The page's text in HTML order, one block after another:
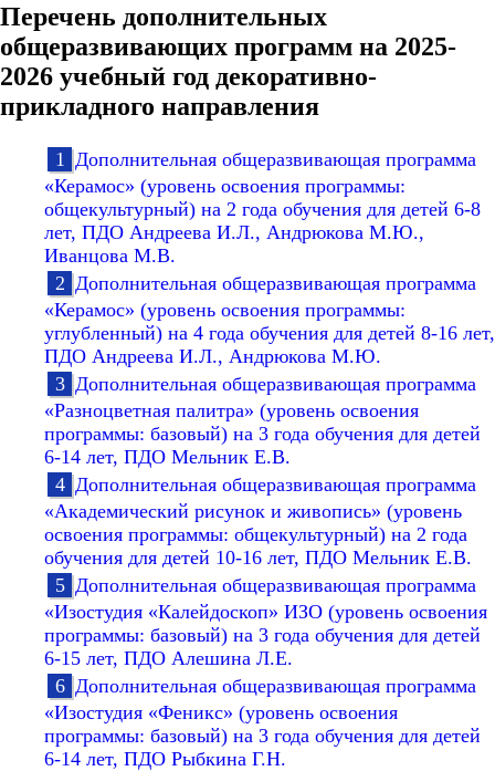
Перечень дополнительных
общеразвивающих программ на 2025-
2026 учебный год декоративно-
прикладного направления
Дополнительная общеразвивающая программа
«Керамос» (уровень освоения программы:
общекультурный) на 2 года обучения для детей 6-8
лет, ПДО Андреева И.Л., Андрюкова М.Ю.,
Иванцова М.В.
Дополнительная общеразвивающая программа
«Керамос» (уровень освоения программы:
углубленный) на 4 года обучения для детей 8-16 лет,
ПДО Андреева И.Л., Андрюкова М.Ю.
Дополнительная общеразвивающая программа
«Разноцветная палитра» (уровень освоения
программы: базовый) на 3 года обучения для детей
6-14 лет, ПДО Мельник Е.В.
Дополнительная общеразвивающая программа
«Академический рисунок и живопись» (уровень
освоения программы: общекультурный) на 2 года
обучения для детей 10-16 лет, ПДО Мельник Е.В.
Дополнительная общеразвивающая программа
«Изостудия «Калейдоскоп» ИЗО (уровень освоения
программы: базовый) на 3 года обучения для детей
6-15 лет, ПДО Алешина Л.Е.
Дополнительная общеразвивающая программа
«Изостудия «Феникс» (уровень освоения
программы: базовый) на 3 года обучения для детей
6-14 лет, ПДО Рыбкина Г.Н.